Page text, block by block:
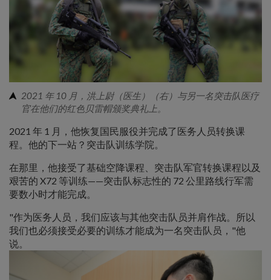
2021 年 10 月，洪上尉（医生）（右）与另一名突击队医疗
官在他们的红色贝雷帽颁奖典礼上。
2021 年 1 月，他恢复国民服役并完成了医务人员转换课
程。他的下一站？突击队训练学院。
在那里，他接受了基础空降课程、突击队军官转换课程以及
艰苦的 X72 等训练——突击队标志性的 72 公里路线行军需
要数小时才能完成。
"作为医务人员，我们应该与其他突击队员并肩作战。所以
我们也必须接受必要的训练才能成为一名突击队员，"他
说。